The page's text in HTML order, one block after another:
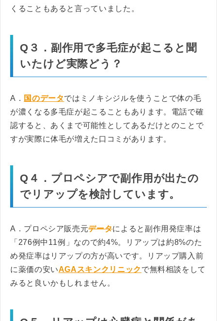
くることもあると言っていました。
Q３．副作用で多毛症が起こると聞
いたけど実際どう？
A． 国のデータではミノキシジルを使うことで体の毛
が濃くなる多毛症が起こることもあります。電話で確
認すると、あくまで可能性としてあるだけとのことで
すが実際に体毛が増えた口コミがあります。
Q４．プロペシアで副作用が出たの
でリアップを検討しています。
A．プロペシア販売元データによると副作用発症率は
「276例中11例」なので約4%。リアップは約8%のた
め発症率はリアップの方が高いです。リアップ購入前
に薬価の安いAGAスキンクリニック で無料相談をして
みると良いかもしれません。